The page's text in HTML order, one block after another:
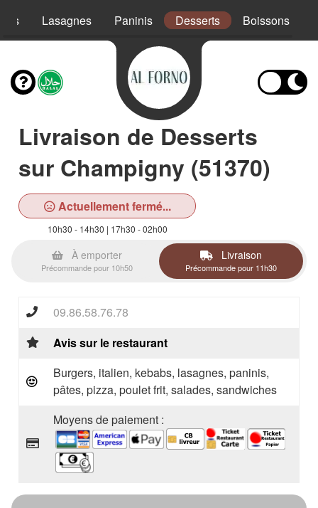
Lasagnes Paninis Desserts Boissons
Livraison de Desserts
sur Champigny (51370)
Actuellement fermé...
10h30 - 14h30 | 17h30 - 02h00
À emporter
Précommande pour 10h50
Livraison
Précommande pour 11h30
09.86.58.76.78
Avis sur le restaurant
Burgers, italien, kebabs, lasagnes, paninis,
pâtes, pizza, poulet frit, salades, sandwiches
Moyens de paiement :